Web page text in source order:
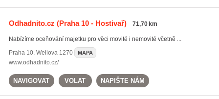
Odhadnito.cz (Praha 10 - Hostivař) 71,70 km
Nabízíme oceňování majetku pro věci movité i nemovité včetně ...
Praha 10, Weilova 1270 MAPA
www.odhadnito.cz/
NAVIGOVAT VOLAT NAPIŠTE NÁM